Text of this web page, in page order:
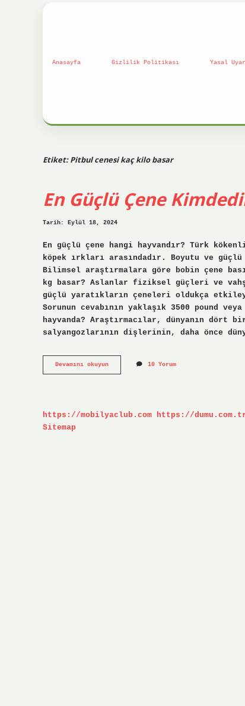
Anasayfa Gizlilik Politikası Yasal
Etiket:Pitbul cenesi kaç kilo basar
En Güçlü Çene
Tarih: Eylül 18, 2024
En güçlü çene hangi hayvandır? Türk
köpek ırkları arasındadır. Boyutu ve
Bilimsel araştırmalara göre bobin çene
kg basar? Aslanlar fiziksel güçleri ve
güçlü yaratıkların çeneleri oldukça
Sorunun cevabının yaklaşık 3500 pound
hayvanda? Araştırmacılar, dünyanın dört
salyangozlarının dişlerinin, daha önce
Devamını okuyunEn
Güçlü
10 Yorum
https://mobilyaclub.com https://
Sitemap